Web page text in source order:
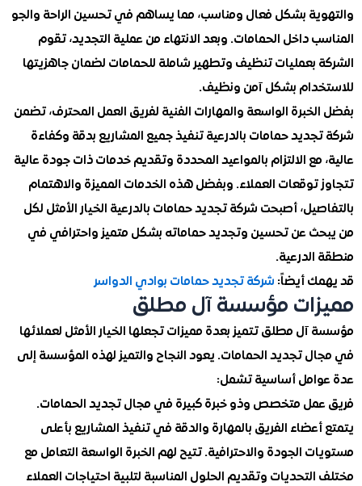
بشكل فعال ومناسب، مما يساهم في تحسين الراحة والجو
داخل الحمامات. وبعد الانتهاء من عملية التجديد، تقوم
بعمليات تنظيف وتطهير شاملة للحمامات لضمان جاهزيتها
بشكل آمن ونظيف.
الواسعة والمهارات الفنية لفريق العمل المحترف، تضمن
حمامات بالدرعية تنفيذ جميع المشاريع بدقة وكفاءة
مع الالتزام بالمواعيد المحددة وتقديم خدمات ذات جودة عالية
توقعات العملاء. وبفضل هذه الخدمات المميزة والاهتمام
أصبحت شركة تجديد حمامات بالدرعية الخيار الأمثل لكل
عن تحسين وتجديد حماماته بشكل متميز واحترافي في
أيضاً:شركة تجديد حمامات بوادي الدواسر
مؤسسة آل مطلق
مطلق تتميز بعدة مميزات تجعلها الخيار الأمثل لعملائها
تجديد الحمامات. يعود النجاح والتميز لهذه المؤسسة إلى
أساسية تشمل:
متخصص وذو خبرة كبيرة في مجال تجديد الحمامات.
الفريق بالمهارة والدقة في تنفيذ المشاريع بأعلى
الجودة والاحترافية. تتيح لهم الخبرة الواسعة التعامل مع
وتقديم الحلول المناسبة لتلبية احتياجات العملاء